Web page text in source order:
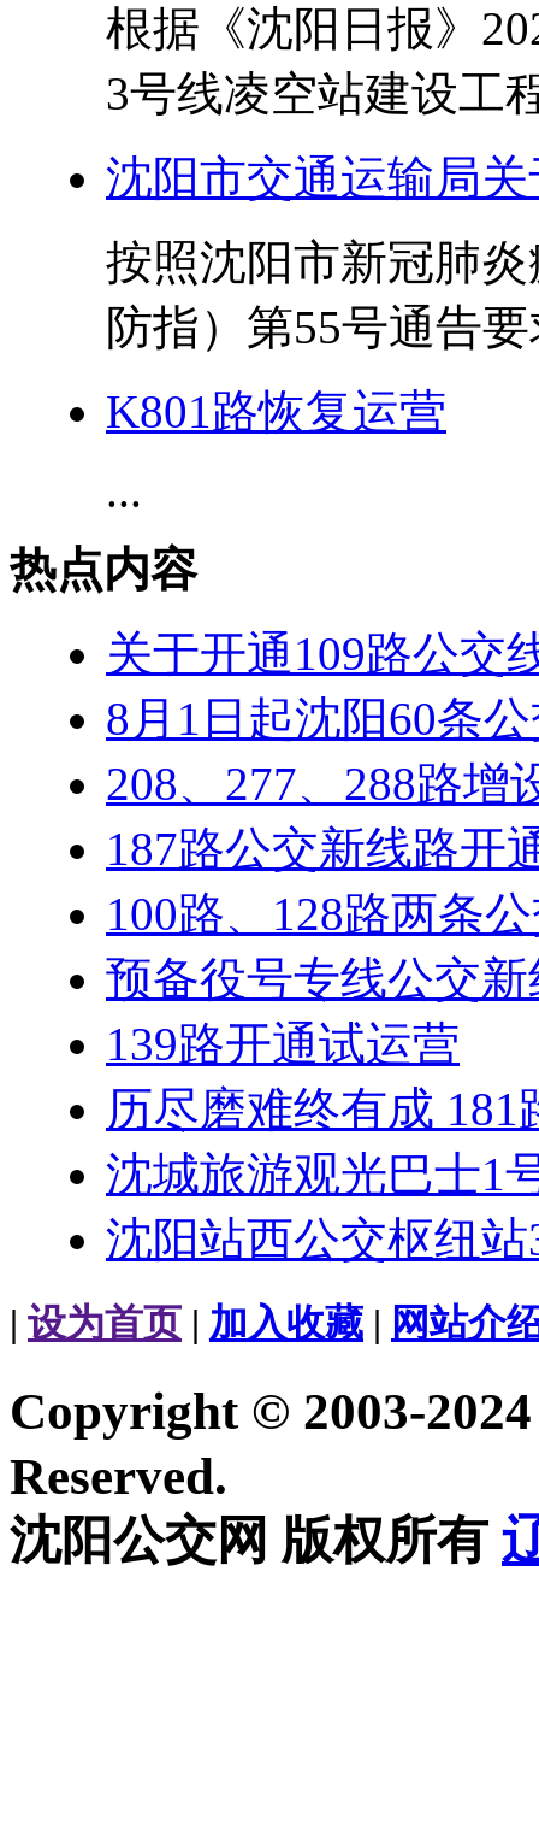
根据《沈阳日报》
3号线凌空站建设工
沈阳市交通运输局
按照沈阳市新冠肺
防指）第55号通告
K801路恢复运营
...
热点内容
关于开通109路公交
8月1日起沈阳60条
208、277、288路增
187路公交新线路开
100路、128路两条
预备役号专线公交
139路开通试运营
历尽磨难终有成 181
沈城旅游观光巴士1
沈阳站西公交枢纽
| 设为首页 | 加入收藏 | 网站介
Copyright © 2003-
Reserved.
沈阳公交网 版权所有